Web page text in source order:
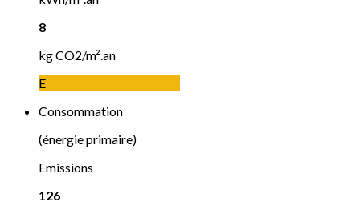
8
kg CO2/m².an
E
Consommation
(énergie primaire)
Emissions
126